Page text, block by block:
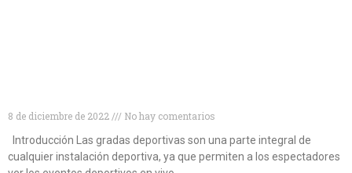
8 de diciembre de 2022
No hay comentarios
Introducción Las gradas deportivas son una parte integral de
cualquier instalación deportiva, ya que permiten a los espectadores